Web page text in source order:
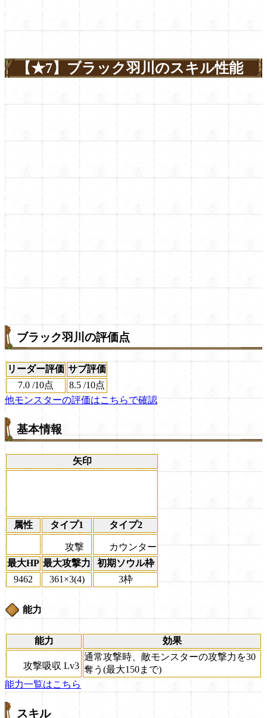
【★7】ブラック羽川のスキル性能
ブラック羽川の評価点
リーダー評価 サブ評価
7.0 /10点 8.5 /10点
他モンスターの評価はこちらで確認
基本情報
矢印
属性 タイプ1 タイプ2
攻撃
カウンター
最大HP 最大攻撃力
初期ソウル枠
9462
361×3(4) 3枠
能力
能力 効果
攻撃吸収 Lv3
通常攻撃時、敵モンスターの攻撃力を30
奪う(最大150まで)
能力一覧はこちら
スキル